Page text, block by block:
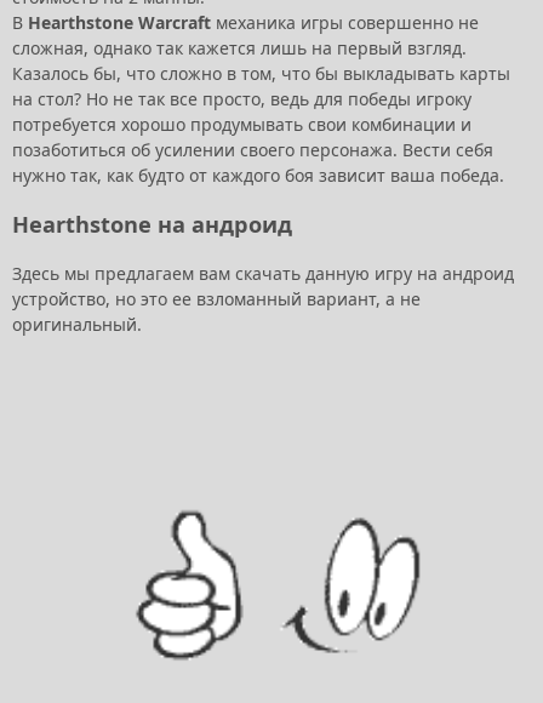
В Hearthstone Warcraft механика игры совершенно не
сложная, однако так кажется лишь на первый взгляд.
Казалось бы, что сложно в том, что бы выкладывать карты
на стол? Но не так все просто, ведь для победы игроку
потребуется хорошо продумывать свои комбинации и
позаботиться об усилении своего персонажа. Вести себя
нужно так, как будто от каждого боя зависит ваша победа.
Hearthstone на андроид
Здесь мы предлагаем вам скачать данную игру на андроид
устройство, но это ее взломанный вариант, а не
оригинальный.